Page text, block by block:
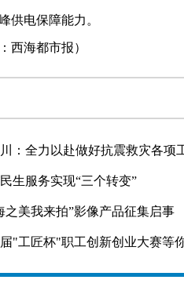
供电保障能力。
海都市报）
：全力以赴做好抗震救灾各项
生服务实现“三个转变”
之美我来拍”影像产品征集启事
"工匠杯"职工创新创业大赛等